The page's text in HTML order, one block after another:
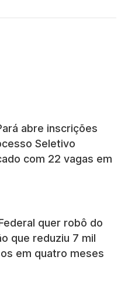
abre inscrições
Seletivo
com 22 vagas em
quer robô do
que reduziu 7 mil
em quatro meses